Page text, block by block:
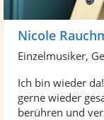
Nicole
Einzelmusiker,
Ich bin wieder
gerne wieder
berühren und